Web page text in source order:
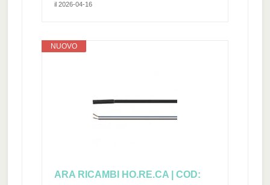
il 2026-04-16
NUOVO
ARA RICAMBI HO.RE.CA | COD: